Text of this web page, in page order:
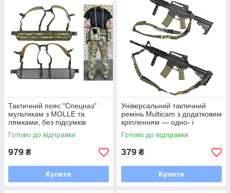
Тактичний пояс "Спецназ"
мультикам з MOLLE та
лямками, без підсумків
Готово до відправки
979 ₴
Купити
Універсальний тактичний
ремінь Multicam з додатковим
кріпленням — одно- і
двоточковий
Готово до відправки
379 ₴
Купити